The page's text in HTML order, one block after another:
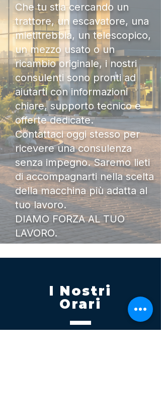
Che tu stia cercando un
trattore, un escavatore, una
mietitrebbia, un telescopico,
un mezzo usato o un
ricambio originale, i nostri
consulenti sono pronti ad
aiutarti con informazioni
chiare, supporto tecnico e
offerte dedicate.
Contattaci oggi stesso per
ricevere una consulenza
senza impegno. Saremo lieti
di accompagnarti nella scelta
della macchina più adatta al
tuo lavoro.
DIAMO FORZA AL TUO
LAVORO.
I Nostri
Orari